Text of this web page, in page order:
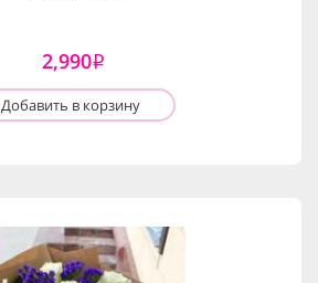
2,990i
Добавить в корзину